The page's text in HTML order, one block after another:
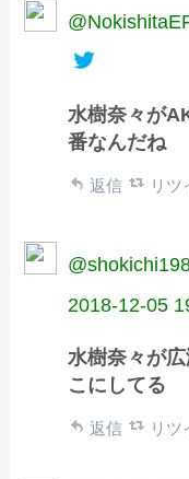
水樹奈々が
番なんだね
返信 リツ
2018-12-05
水樹奈々が
こにしてる
返信 リツ